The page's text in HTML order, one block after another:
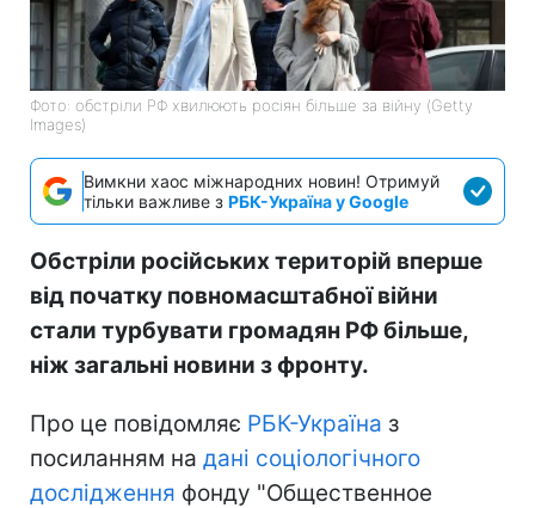
Фото: обстріли РФ хвилюють росіян більше за війну (Getty
Images)
Вимкни хаос міжнародних новин! Отримуй
тільки важливе з РБК-Україна у Google
Обстріли російських територій вперше
від початку повномасштабної війни
стали турбувати громадян РФ більше,
ніж загальні новини з фронту.
Про це повідомляє РБК-Україна з
посиланням на дані соціологічного
дослідження фонду "Общественное